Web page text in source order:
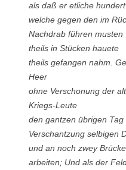
als daß er etliche
welche gegen den im
Nachdrab führen musten
theils in Stücken hauete
theils gefangen nahm.
Heer
ohne Verschonung der
Kriegs-Leute
den gantzen übrigen
Verschantzung selbigen
und an noch zwey
arbeiten; Und als der